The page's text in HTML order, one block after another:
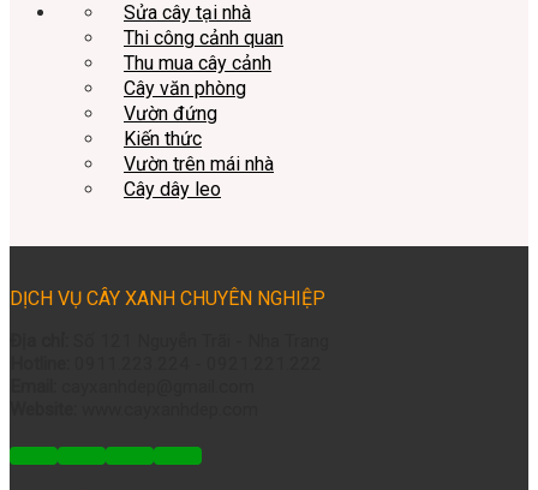
Sửa cây tại nhà
Thi công cảnh quan
Thu mua cây cảnh
Cây văn phòng
Vườn đứng
Kiến thức
Vườn trên mái nhà
Cây dây leo
DỊCH VỤ CÂY XANH CHUYÊN NGHIỆP